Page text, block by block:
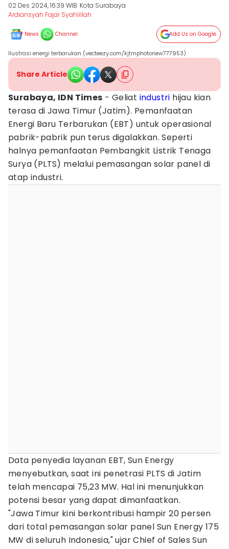
02 Des 2024, 16:39 WIB Kota Surabaya
Ardiansyah Fajar Syahlillah
News Channel Add Us on Google
Ilustrasi energi terbarukan (vecteezy.com/kjtmphotonew777953)
Share Article
Surabaya, IDN Times - Geliat industri hijau kian
terasa di Jawa Timur (Jatim). Pemanfaatan
Energi Baru Terbarukan (EBT) untuk operasional
pabrik-pabrik pun terus digalakkan. Seperti
halnya pemanfaatan Pembangkit Listrik Tenaga
Surya (PLTS) melalui pemasangan solar panel di
atap industri.
Data penyedia layanan EBT, Sun Energy
menyebutkan, saat ini penetrasi PLTS di Jatim
telah mencapai 75,23 MW. Hal ini menunjukkan
potensi besar yang dapat dimanfaatkan.
"Jawa Timur kini berkontribusi hampir 20 persen
dari total pemasangan solar panel Sun Energy 175
MW di seluruh Indonesia," ujar Chief of Sales Sun